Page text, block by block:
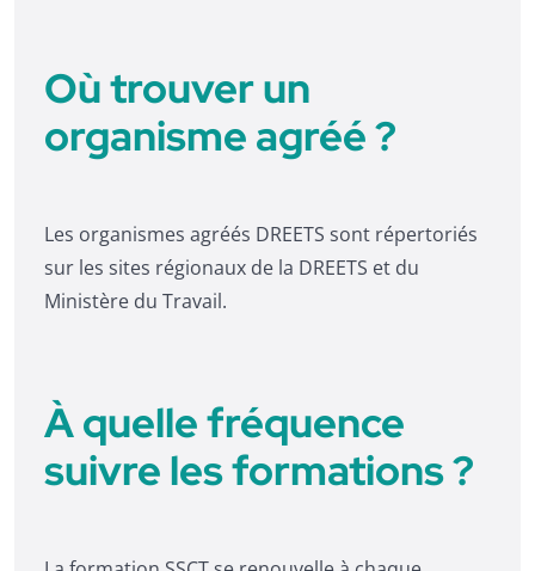
Où trouver un
organisme agréé ?
Les organismes agréés DREETS sont répertoriés
sur les sites régionaux de la DREETS et du
Ministère du Travail.
À quelle fréquence
suivre les formations ?